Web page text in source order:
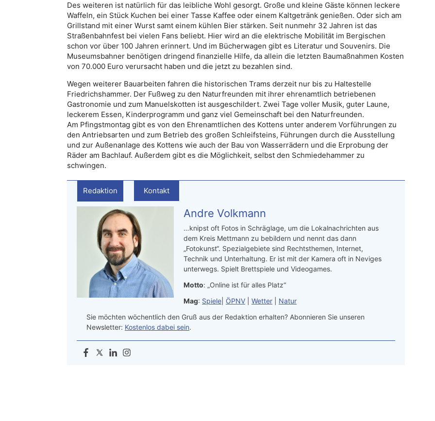
Des weiteren ist natürlich für das leibliche Wohl gesorgt. Große und kleine Gäste können leckere
Waffeln, ein Stück Kuchen bei einer Tasse Kaffee oder einem Kaltgetränk genießen. Oder sich am
Grillstand mit einer Wurst samt einem kühlen Bier stärken. Seit nunmehr 32 Jahren ist das
Straßenbahnfest bei vielen Fans beliebt. Hier wird an die elektrische Mobilität im Bergischen
schon vor über 100 Jahren erinnert. Und im Bücherwagen gibt es Literatur und Souvenirs. Die
Museumsbahner benötigen dringend finanzielle Hilfe, da allein die letzten Baumaßnahmen Kosten
von 70.000 Euro verursacht haben und die jetzt zu bezahlen sind.
Wegen weiterer Bauarbeiten fahren die historischen Trams derzeit nur bis zu Haltestelle
Friedrichshammer. Der Fußweg zu den Naturfreunden mit ihrer ehrenamtlich betriebenen
Gastronomie und zum Manuelskotten ist ausgeschildert. Zwei Tage voller Musik, guter Laune,
leckerem Essen, Kinderprogramm und ganz viel Gemeinschaft bei den Naturfreunden.
Am Pfingstmontag gibt es von den Ehrenamtlichen des Kottens unter anderem Vorführungen zu
den Antriebsarten und zum Betrieb des großen Schleifsteins, Führungen durch die Ausstellung
und zur Außenanlage des Kottens wie auch der Bau von Wasserrädern und die Erprobung der
Räder am Bachlauf. Außerdem gibt es die Möglichkeit, selbst den Schmiedehammer zu
schwingen.
Redaktion Kontakt
Andre Volkmann
…knipst oft Fotos in Schräglage, um die Lokalnachrichten aus
dem Kreis Mettmann zu bebildern und nennt das dann
„Fotokunst“. Spezialgebiete sind Rechtsthemen, Internet,
Technik und Unterhaltung. Er ist mit der Kamera oft in Neviges
unterwegs. Spielt Brettspiele und Videogames.
Motto: „Online ist für alles Platz“
Mag: Spiele ÖPNV Wetter
Natur
Sie möchten wöchentlich den Gruß aus der Redaktion erhalten? Abonnieren Sie unseren
Newsletter: Kostenlos dabei sein.